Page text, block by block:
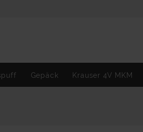
Gepäck Krauser 4V MKM